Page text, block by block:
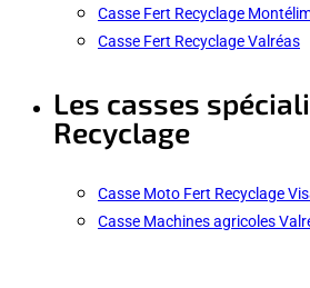
Casse Fert Recyclage
Casse Fert Recyclage Valréas
Les casses
Recyclage
Casse Moto Fert Recyclage
Casse Machines agricoles